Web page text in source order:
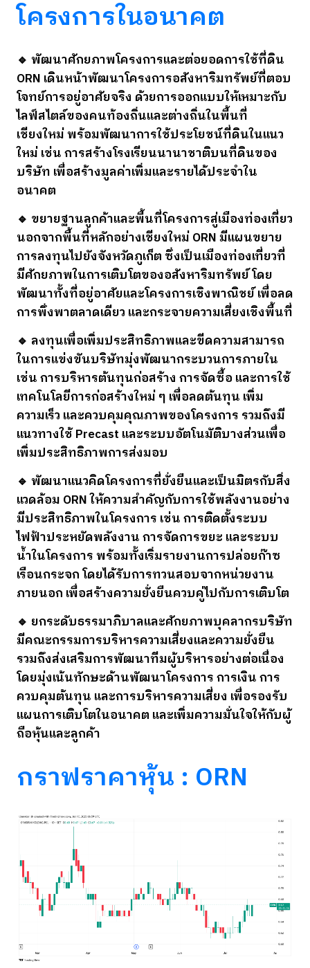
โครงการในอนาคต
🔹 พัฒนาศักยภาพโครงการและต่อยอดการใช้ที่ดิน
ORN เดินหน้าพัฒนาโครงการอสังหาริมทรัพย์ที่ตอบ
โจทย์การอยู่อาศัยจริง ด้วยการออกแบบให้เหมาะกับ
ไลฟ์สไตล์ของคนท้องถิ่นและต่างถิ่นในพื้นที่
เชียงใหม่ พร้อมพัฒนาการใช้ประโยชน์ที่ดินในแนว
ใหม่ เช่น การสร้างโรงเรียนนานาชาติบนที่ดินของ
บริษัท เพื่อสร้างมูลค่าเพิ่มและรายได้ประจำใน
อนาคต
🔹 ขยายฐานลูกค้าและพื้นที่โครงการสู่เมืองท่องเที่ยว
นอกจากพื้นที่หลักอย่างเชียงใหม่ ORN มีแผนขยาย
การลงทุนไปยังจังหวัดภูเก็ต ซึ่งเป็นเมืองท่องเที่ยวที่
มีศักยภาพในการเติบโตของอสังหาริมทรัพย์ โดย
พัฒนาทั้งที่อยู่อาศัยและโครงการเชิงพาณิชย์ เพื่อลด
การพึ่งพาตลาดเดียว และกระจายความเสี่ยงเชิงพื้นที่
🔹 ลงทุนเพื่อเพิ่มประสิทธิภาพและขีดความสามารถ
ในการแข่งขันบริษัทมุ่งพัฒนากระบวนการภายใน
เช่น การบริหารต้นทุนก่อสร้าง การจัดซื้อ และการใช้
เทคโนโลยีการก่อสร้างใหม่ ๆ เพื่อลดต้นทุน เพิ่ม
ความเร็ว และควบคุมคุณภาพของโครงการ รวมถึงมี
แนวทางใช้ Precast และระบบอัตโนมัติบางส่วนเพื่อ
เพิ่มประสิทธิภาพการส่งมอบ
🔹 พัฒนาแนวคิดโครงการที่ยั่งยืนและเป็นมิตรกับสิ่ง
แวดล้อม ORN ให้ความสำคัญกับการใช้พลังงานอย่าง
มีประสิทธิภาพในโครงการ เช่น การติดตั้งระบบ
ไฟฟ้าประหยัดพลังงาน การจัดการขยะ และระบบ
น้ำในโครงการ พร้อมทั้งเริ่มรายงานการปล่อยก๊าซ
เรือนกระจก โดยได้รับการทวนสอบจากหน่วยงาน
ภายนอก เพื่อสร้างความยั่งยืนควบคู่ไปกับการเติบโต
🔹 ยกระดับธรรมาภิบาลและศักยภาพบุคลากรบริษัท
มีคณะกรรมการบริหารความเสี่ยงและความยั่งยืน
รวมถึงส่งเสริมการพัฒนาทีมผู้บริหารอย่างต่อเนื่อง
โดยมุ่งเน้นทักษะด้านพัฒนาโครงการ การเงิน การ
ควบคุมต้นทุน และการบริหารความเสี่ยง เพื่อรองรับ
แผนการเติบโตในอนาคต และเพิ่มความมั่นใจให้กับผู้
ถือหุ้นและลูกค้า
กราฟราคาหุ้น : ORN